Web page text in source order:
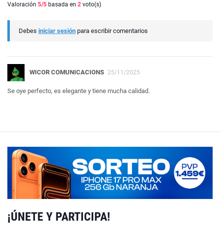
Valoración 5/5 basada en 2 voto(s)
Debes iniciar sesión para escribir comentarios
WICOR COMUNICACIONS 25/11/2025
Se oye perfecto, es elegante y tiene mucha calidad.
¡ÚNETE Y PARTICIPA!